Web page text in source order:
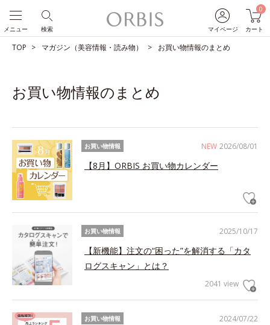
マイページ
0
カート
検索
メニュー
TOP マガジン（美容情報・読み物） お買い物情報のまとめ
お買い物情報のまとめ
NEW 2026/08/01
お買い物情報
【8月】ORBIS お買い物カレンダー
2025/10/17
お買い物情報
【新機能】注文の“困った”を解消する「カタ
ログスキャン」とは？
2041 view
2024/07/22
お買い物情報